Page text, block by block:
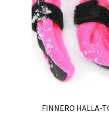
FINNERO HALLA-